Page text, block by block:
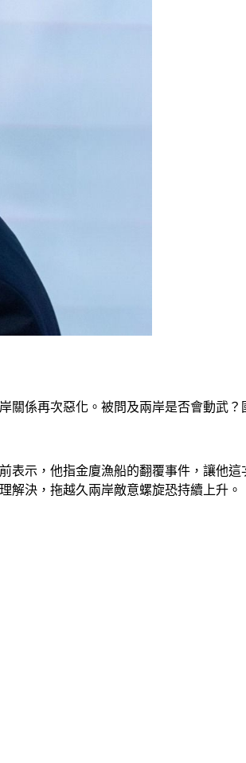
係再次惡化。被問及兩岸是否會動武
示，他指金廈漁船的翻覆事件，讓他
解決，拖越久兩岸敵意螺旋恐持續上升。